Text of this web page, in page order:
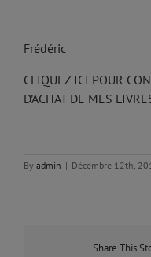
Frédéric
CLIQUEZ ICI POUR
D’ACHAT DE MES
By admin | Décembre 12th,
Share This